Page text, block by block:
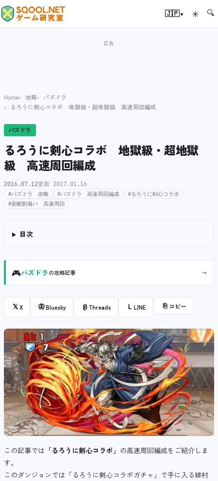
🇯🇵▾ ☀ 🔍
Home 攻略
パズドラ
るろうに剣心コラボ 地獄級・超地獄級 高速周回編成
パズドラ
るろうに剣心コラボ 地獄級・超地獄
級 高速周回編成
2016.07.12更新 2017.01.16
#パズドラ 攻略 #パズドラ 高速周回編成
#るろうに剣心コラボ
#覚醒劉備パ 高速周回
目次
🎮パズドラの攻略記事 →
𝕏X 🦋Bluesky @ Threads L LINE ⎘ コピー
この記事では 「るろうに剣心コラボ」 の高速周回編成をご紹介しま
す。
このダンジョンでは「るろうに剣心コラボガチャ」で手に入る緋村